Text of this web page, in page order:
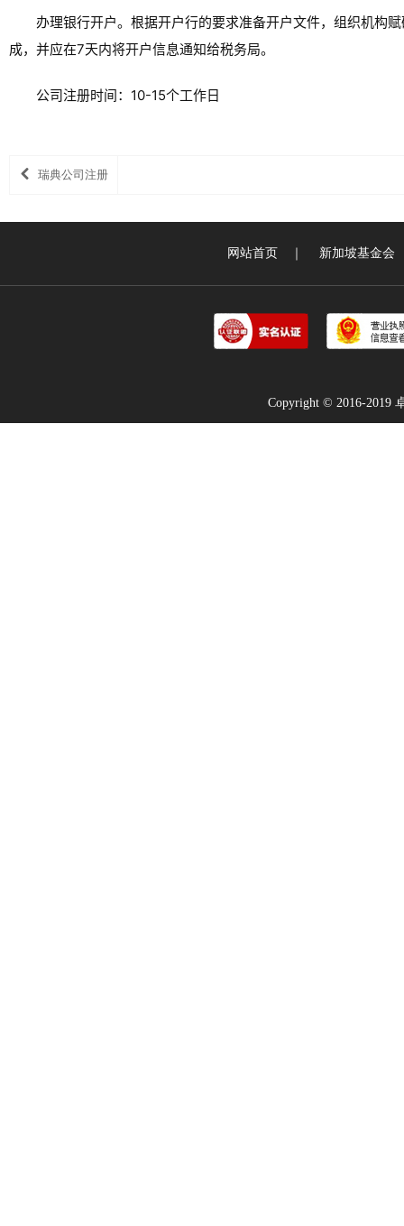
办理银行开户。根据开户行的要求准备开户文件，组织机构
成，并应在7天内将开户信息通知给税务局。
公司注册时间：10-15个工作日
瑞典公司注册
网站首页 新加坡基金会
Copyright © 2016-2019